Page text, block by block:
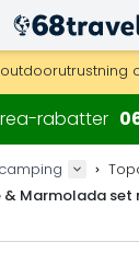
över 2
är också
90 dagar för
rabatter
& Marmolada
Sök